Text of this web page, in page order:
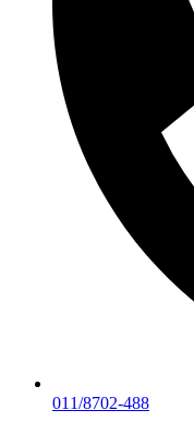
011/8702-488